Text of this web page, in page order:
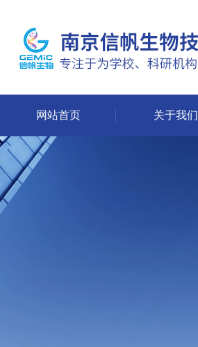
网站首页 关于我们